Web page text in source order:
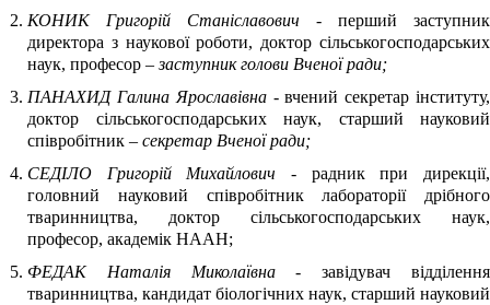
КОНИК Григорій Станіславович - перший заступник
директора з наукової роботи, доктор сільськогосподарських
наук, професор –заступник голови Вченої ради;
ПАНАХИД Галина Ярославівна- вчений секретар інституту,
доктор сільськогосподарських наук, старший науковий
співробітник – секретар Вченої ради;
СЕДІЛО Григорій Михайлович - радник при дирекції,
головний науковий співробітник лабораторії дрібного
тваринництва, доктор сільськогосподарських наук,
професор, академік НААН;
ФЕДАК Наталія Миколаївна- завідувач відділення
тваринництва, кандидат біологічних наук, старший науковий